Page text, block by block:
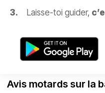
Laisse-toi guider,
Avis motards sur la